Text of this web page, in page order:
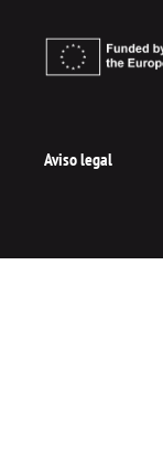
n
Aviso legal